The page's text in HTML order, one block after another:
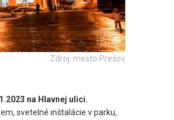
Zdroj: mesto Prešov
na Hlavnej ulici.
svetelné inštalácie v parku,